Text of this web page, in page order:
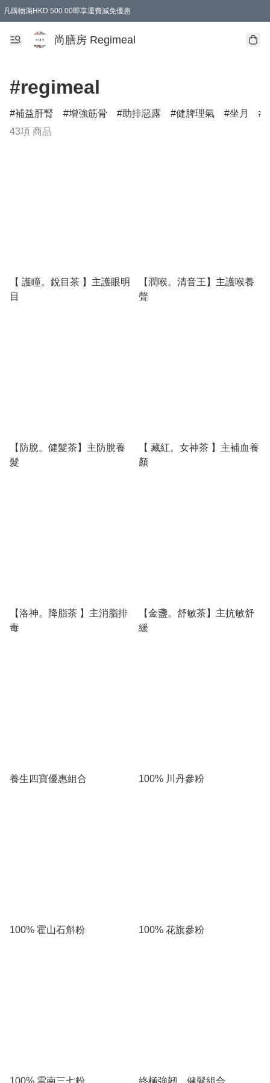
凡購物滿HKD 500.00即享運費減免優惠
尚膳房 Regimeal
#regimeal
補益肝腎 增強筋骨 助排惡露 健脾理氣 坐月
43項 商品
【 護瞳。銳目茶 】主護眼明
目
【潤喉。清音王】主護喉養
聲
【防脫。健髮茶】主防脫養
髮
【 藏紅。女神茶 】主補血養
顏
【洛神。降脂茶 】主消脂排
毒
【金盞。舒敏茶】主抗敏舒
緩
養生四寶優惠組合 100% 川丹參粉
100% 霍山石斛粉 100% 花旗參粉
100% 雲南三七粉 終極強韌．健髮組合